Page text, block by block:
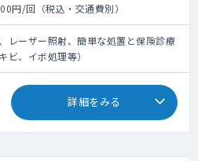
円/回（税込・交通費別）
レーザー照射、簡単な処置と保険診療
キビ、イボ処理等）
詳細をみる